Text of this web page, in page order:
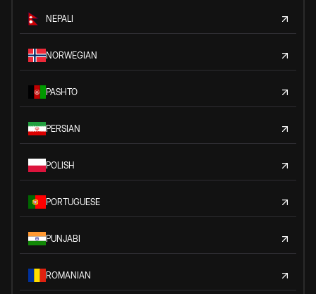
NEPALI
NORWEGIAN
PASHTO
PERSIAN
POLISH
PORTUGUESE
PUNJABI
ROMANIAN